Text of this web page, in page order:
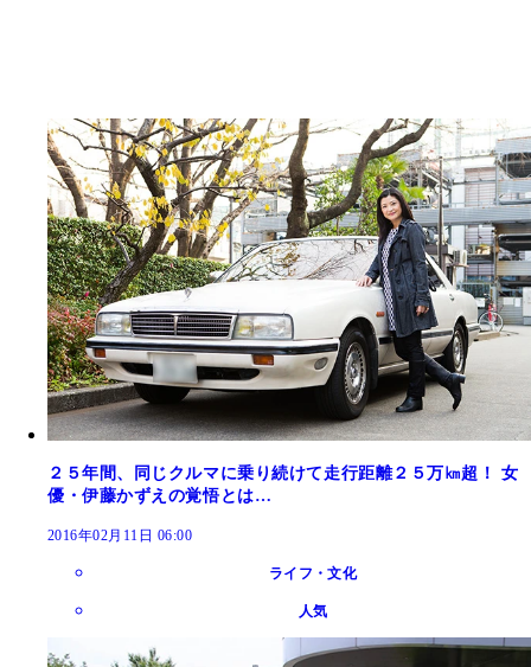
２５年間、同じクルマに乗り続けて走行距離２５万㎞超！ 女
優・伊藤かずえの覚悟とは…
2016年02月11日 06:00
ライフ・文化
人気